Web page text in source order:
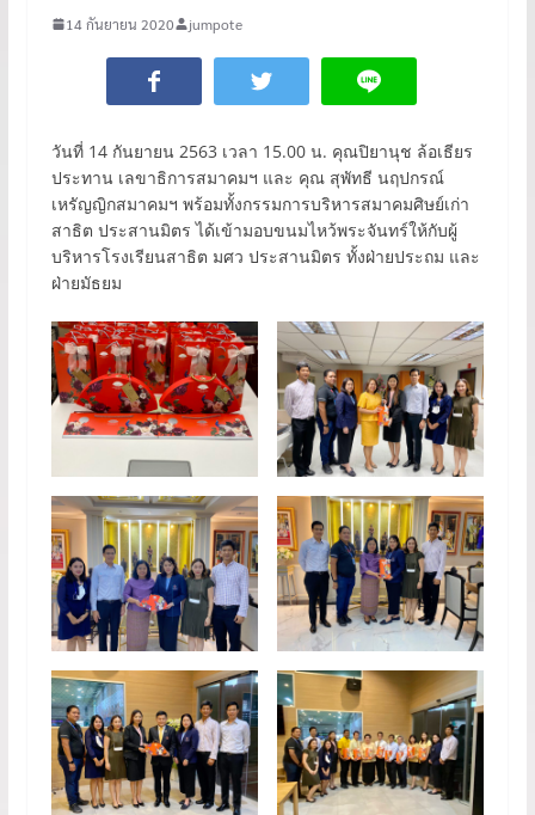
14 กันยายน 2020 jumpote
วันที่ 14 กันยายน 2563 เวลา 15.00 น. คุณปิยานุช ล้อเธียร
ประทาน เลขาธิการสมาคมฯ และ คุณ สุพัทธี นฤปกรณ์
เหรัญญิกสมาคมฯ พร้อมทั้งกรรมการบริหารสมาคมศิษย์เก่า
สาธิต ประสานมิตร ได้เข้ามอบขนมไหว้พระจันทร์ให้กับผู้
บริหารโรงเรียนสาธิต มศว ประสานมิตร ทั้งฝ่ายประถม และ
ฝ่ายมัธยม